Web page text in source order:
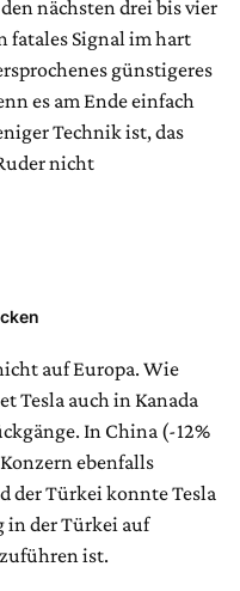
nächsten drei bis vier
fatales Signal im hart
günstigeres
es am Ende einfach
Technik ist, das
nicht
auf Europa. Wie
Tesla auch in Kanada
In China (-12%
ebenfalls
der Türkei konnte Tesla
in der Türkei auf
ist.